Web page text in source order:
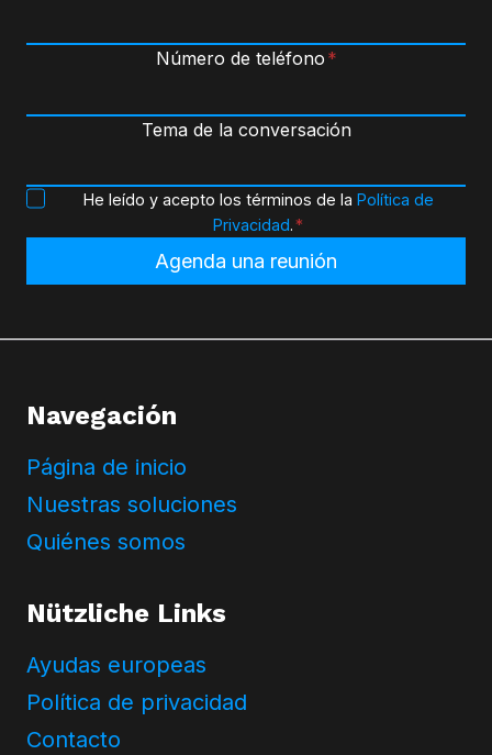
Número de teléfono *
Tema de la conversación
P
i
y
P
y
w
a
t
o
c
i
He leído y acepto los términos de la Política de
Privacidad.*
Agenda una reunión
Navegación
Página de inicio
Nuestras soluciones
Quiénes somos
Nützliche Links
Ayudas europeas
Política de privacidad
Contacto